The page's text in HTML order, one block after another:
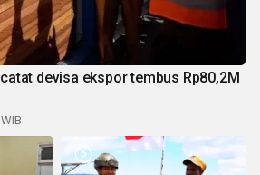
devisa ekspor tembus Rp80,2M